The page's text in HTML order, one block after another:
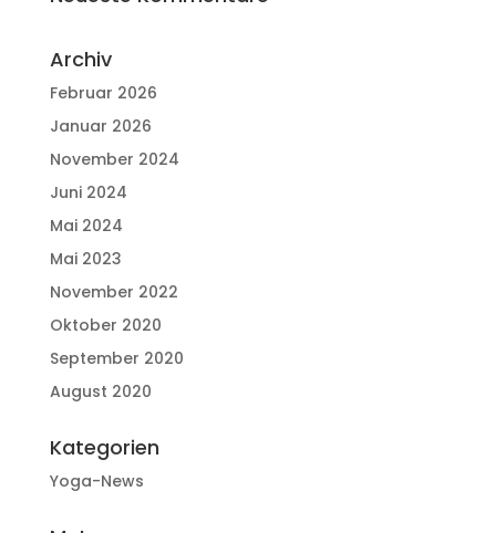
Archiv
Februar 2026
Januar 2026
November 2024
Juni 2024
Mai 2024
Mai 2023
November 2022
Oktober 2020
September 2020
August 2020
Kategorien
Yoga-News